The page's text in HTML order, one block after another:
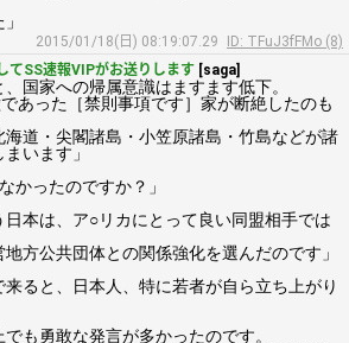
2015/01/18(日) 08:19:07.29
ID: TFuJ3fFMo (8)
てSS速報VIPがお送りします [saga]
国家への帰属意識はますます低下。
あった［禁則事項です］家が断絶したのも
道・尖閣諸島・小笠原諸島・竹島などが諸
います」
かったのですか？」
本は、ア○リカにとって良い同盟相手では
方公共団体との関係強化を選んだのです」
ると、日本人、特に若者が自ら立ち上がり
も勇敢な発言が多かったのです。